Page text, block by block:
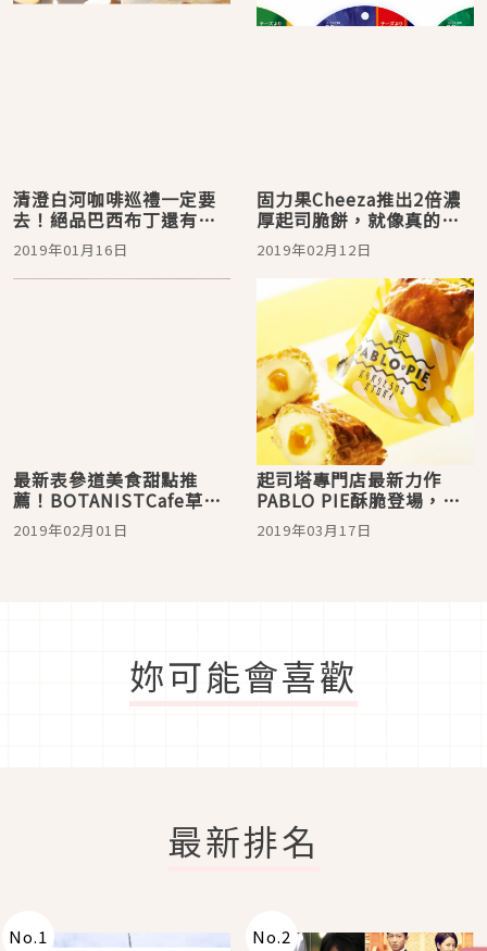
清澄白河咖啡巡禮一定要
去！絕品巴西布丁還有起
司專賣店的牛奶冰淇淋都
要吃
2019年01月16日
固力果Cheeza推出2倍濃
厚起司脆餅，就像真的起
司一樣讓日本人直呼太美
味啦！
2019年02月12日
最新表參道美食甜點推
薦！BOTANISTCafe草莓
生起司杯還有巧克力棉花
糖拿鐵限定販售中
2019年02月01日
起司塔專門店最新力作
PABLO PIE酥脆登場，還
有許多期間限定口味都在
這裡！
2019年03月17日
妳可能會喜歡
最新排名
No.1 No.2